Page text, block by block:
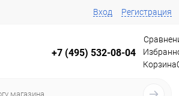
Вход Регистрация
+7 (495) 532-08-04
Корзина